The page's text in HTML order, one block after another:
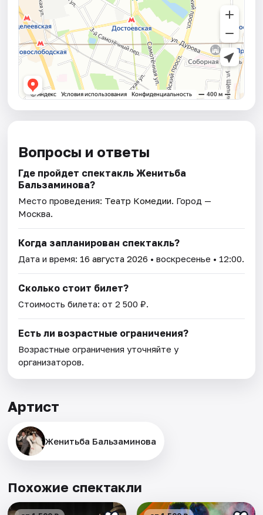
Вопросы и ответы
Где пройдет спектакль Женитьба
Бальзаминова?
Место проведения: Театр Комедии. Город —
Москва.
Когда запланирован спектакль?
Дата и время: 16 августа 2026 • воскресенье • 12:00.
Сколько стоит билет?
Стоимость билета: от 2 500 ₽.
Есть ли возрастные ограничения?
Возрастные ограничения уточняйте у
организаторов.
Артист
Женитьба Бальзаминова
Похожие спектакли